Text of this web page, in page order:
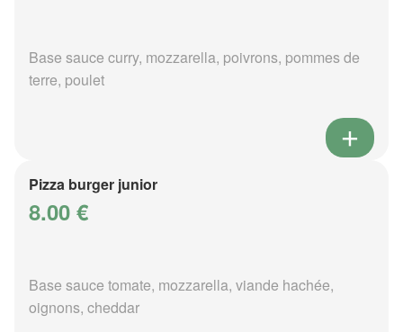
Base sauce curry, mozzarella, poivrons, pommes de
terre, poulet
Pizza burger junior
8.00 €
Base sauce tomate, mozzarella, viande hachée,
oignons, cheddar